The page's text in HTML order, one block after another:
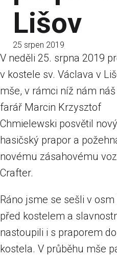
Lišov
25 srpen 2019
V neděli 25. srpna 2019
v kostele sv. Václava v
mše, v rámci níž nám
farář Marcin Krzysztof
Chmielewski posvětil nový
hasičský prapor a
novému zásahovému
Crafter.
Ráno jsme se sešli v osm
před kostelem a
nastoupili i s praporem do
kostela. V průběhu mše